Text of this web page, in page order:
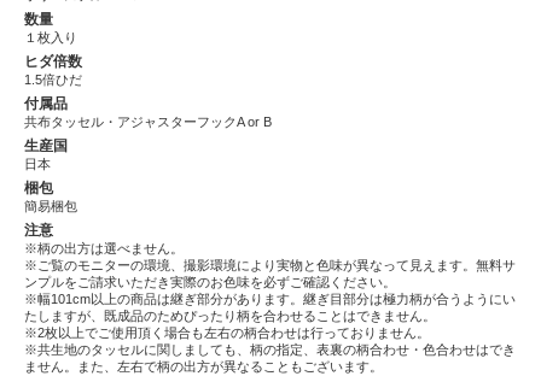
数量
１枚入り
ヒダ倍数
1.5倍ひだ
付属品
共布タッセル・アジャスターフックA or B
生産国
日本
梱包
簡易梱包
注意
※柄の出方は選べません。
※ご覧のモニターの環境、撮影環境により実物と色味が異なって見えます。無料サ
ンプルをご請求いただき実際のお色味を必ずご確認ください。
※幅101cm以上の商品は継ぎ部分があります。継ぎ目部分は極力柄が合うようにい
たしますが、既成品のためぴったり柄を合わせることはできません。
※2枚以上でご使用頂く場合も左右の柄合わせは行っておりません。
※共生地のタッセルに関しましても、柄の指定、表裏の柄合わせ・色合わせはでき
ません。また、左右で柄の出方が異なることもございます。